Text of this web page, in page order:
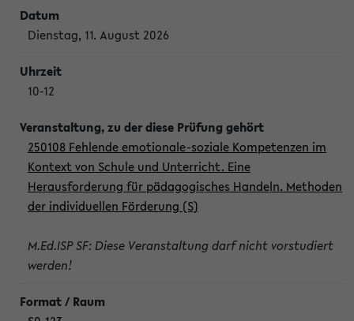
Dienstag, 11. August 2026
10-12
250108 Fehlende emotionale-soziale Kompetenzen im
Kontext von Schule und Unterricht. Eine
Herausforderung für pädagogisches Handeln. Methoden
der individuellen Förderung (S)
M.Ed.ISP SF: Diese Veranstaltung darf nicht vorstudiert
werden!